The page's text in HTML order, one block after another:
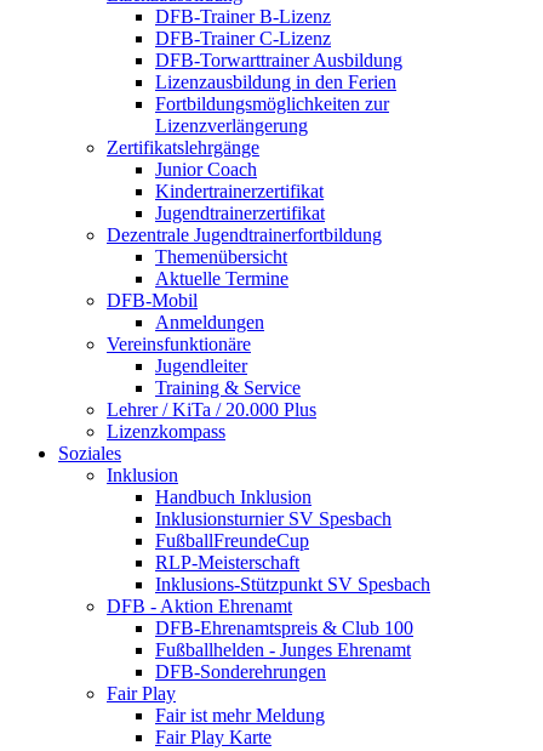
DFB-Trainer B-Lizenz
DFB-Trainer C-Lizenz
DFB-Torwarttrainer Ausbildung
Lizenzausbildung in den Ferien
Fortbildungsmöglichkeiten zur
Lizenzverlängerung
Zertifikatslehrgänge
Junior Coach
Kindertrainerzertifikat
Jugendtrainerzertifikat
Dezentrale Jugendtrainerfortbildung
Themenübersicht
Aktuelle Termine
DFB-Mobil
Anmeldungen
Vereinsfunktionäre
Jugendleiter
Training & Service
Lehrer / KiTa / 20.000 Plus
Lizenzkompass
Soziales
Inklusion
Handbuch Inklusion
Inklusionsturnier SV Spesbach
FußballFreundeCup
RLP-Meisterschaft
Inklusions-Stützpunkt SV Spesbach
DFB - Aktion Ehrenamt
DFB-Ehrenamtspreis & Club 100
Fußballhelden - Junges Ehrenamt
DFB-Sonderehrungen
Fair Play
Fair ist mehr Meldung
Fair Play Karte